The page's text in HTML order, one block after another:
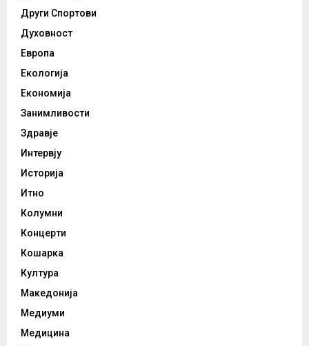
Други Спортови
Духовност
Европа
Екологија
Економија
Занимливости
Здравје
Интервју
Историја
Итно
Колумни
Концерти
Кошарка
Култура
Македонија
Медиуми
Медицина